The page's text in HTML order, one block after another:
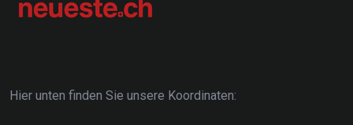
Hier unten finden Sie unsere Koordinaten: